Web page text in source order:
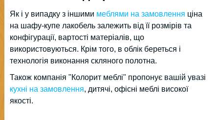
Як і у випадку з іншими меблями на замовлення ціна
на шафу-купе лакобель залежить від її розмірів та
конфігурації, вартості матеріалів, що
використовуються. Крім того, в облік береться і
технологія виконання скляного полотна.
Також компанія "Колорит меблі" пропонує вашій увазі
кухні на замовлення, дитячі, офісні меблі високої
якості.